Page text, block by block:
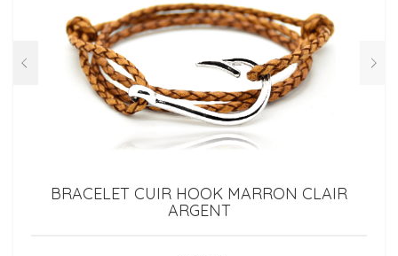
BRACELET CUIR HOOK MARRON CLAIR
ARGENT